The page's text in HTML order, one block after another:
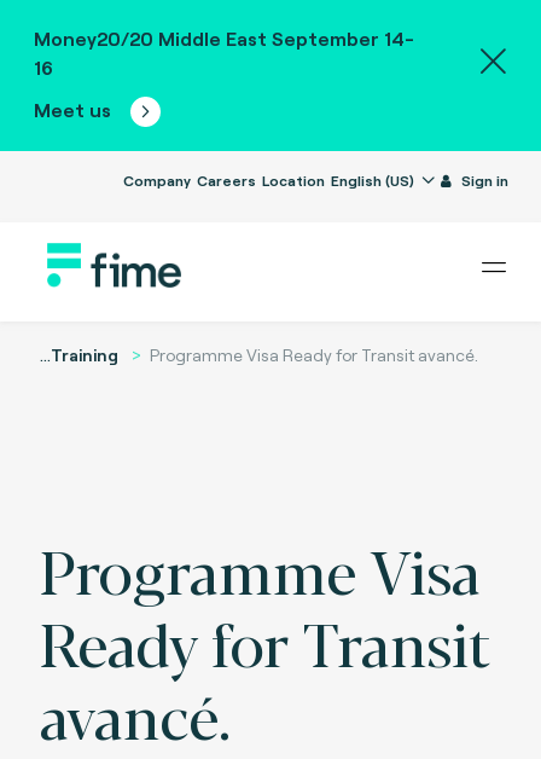
Money20/20 Middle East September 14-
16
Meet us
Company Careers Location English (US) Sign in
...Training Programme Visa Ready for Transit avancé.
Programme Visa
Ready for Transit
avancé.